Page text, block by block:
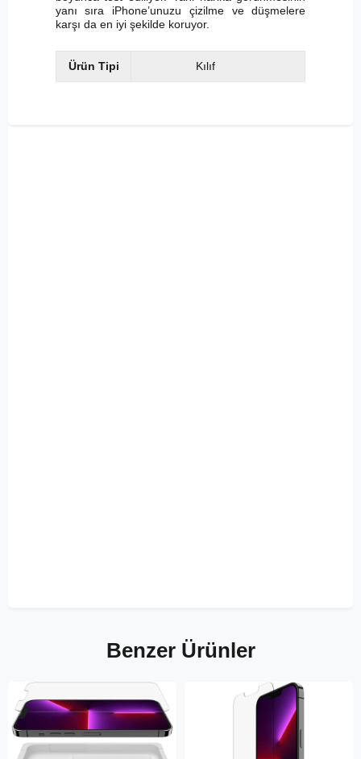
yanı sıra iPhone’unuzu çizilme ve düşmelere
karşı da en iyi şekilde koruyor.
Ürün Tipi Kılıf
Benzer Ürünler